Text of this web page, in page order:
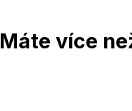
Máte více